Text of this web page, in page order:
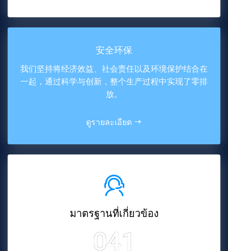
安全环保
我们坚持将经济效益、社会责任以及环境保护结合在
一起，通过科学与创新，整个生产过程中实现了零排
放。
ดูรายละเอียด
มาตรฐานที่เกี่ยวข้อง
041